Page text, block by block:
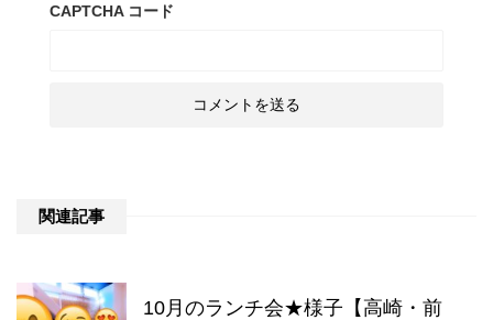
CAPTCHA コード
関連記事
10月のランチ会★様子【高崎・前